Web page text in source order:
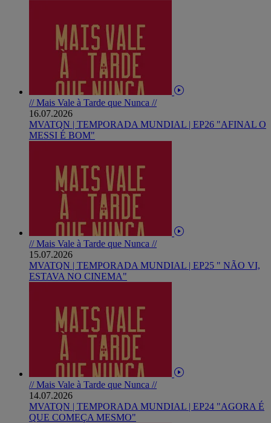
// Mais Vale à Tarde que Nunca //
16.07.2026
MVATQN | TEMPORADA MUNDIAL | EP26 "AFINAL O
MESSI É BOM"
// Mais Vale à Tarde que Nunca //
15.07.2026
MVATQN | TEMPORADA MUNDIAL | EP25 " NÃO VI,
ESTAVA NO CINEMA"
// Mais Vale à Tarde que Nunca //
14.07.2026
MVATQN | TEMPORADA MUNDIAL | EP24 "AGORA É
QUE COMEÇA MESMO"